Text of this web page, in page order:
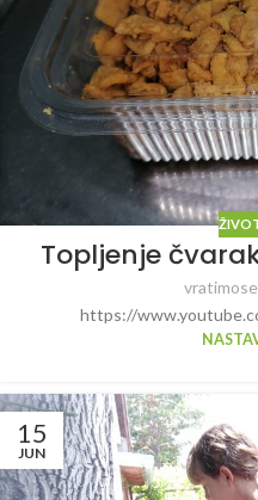
Topljenje
https://
15
JUN